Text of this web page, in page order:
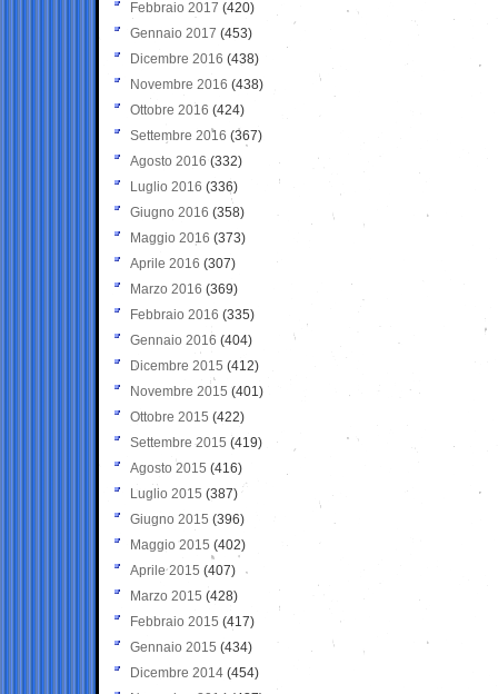
Febbraio 2017 (420)
Gennaio 2017 (453)
Dicembre 2016 (438)
Novembre 2016 (438)
Ottobre 2016 (424)
Settembre 2016 (367)
Agosto 2016 (332)
Luglio 2016 (336)
Giugno 2016 (358)
Maggio 2016 (373)
Aprile 2016 (307)
Marzo 2016 (369)
Febbraio 2016 (335)
Gennaio 2016 (404)
Dicembre 2015 (412)
Novembre 2015 (401)
Ottobre 2015 (422)
Settembre 2015 (419)
Agosto 2015 (416)
Luglio 2015 (387)
Giugno 2015 (396)
Maggio 2015 (402)
Aprile 2015 (407)
Marzo 2015 (428)
Febbraio 2015 (417)
Gennaio 2015 (434)
Dicembre 2014 (454)